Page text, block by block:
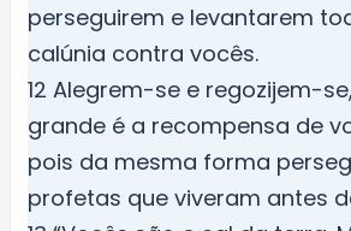
perseguirem e levantarem
calúnia contra vocês.
12 Alegrem-se e regozijem-
grande é a recompensa de
pois da mesma forma
profetas que viveram antes